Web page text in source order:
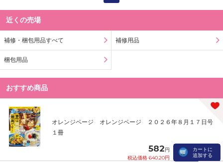
近くの売場
補修・梱包用品すべて 補修用品
梱包用品
おすすめ商品
オレンジページ オレンジページ ２０２６年８月１７日号
１冊
582円
税込価格 640.20円
カートに
追加する